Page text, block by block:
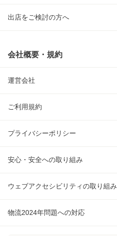
出店をご検討の方へ
会社概要・規約
運営会社
ご利用規約
プライバシーポリシー
安心・安全への取り組み
ウェブアクセシビリティの取り組み
物流2024年問題への対応